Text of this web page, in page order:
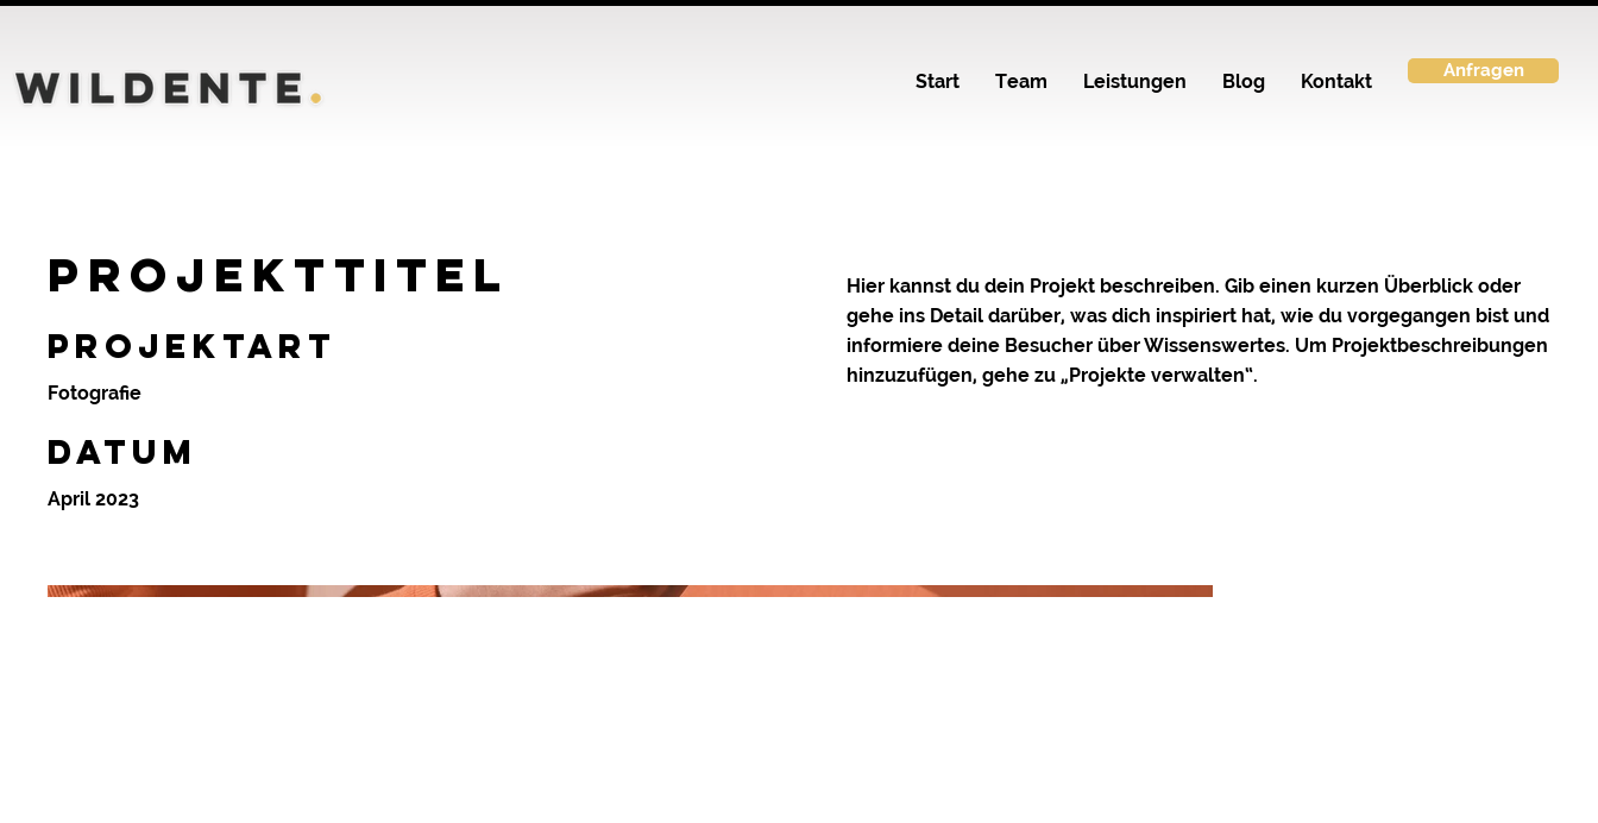
Start Team Leistungen Blog Kontakt Anfragen
Projekttitel
Projektart
Fotografie
Datum
April 2023
Hier kannst du dein Projekt beschreiben. Gib einen kurzen Überblick oder
gehe ins Detail darüber, was dich inspiriert hat, wie du vorgegangen bist und
informiere deine Besucher über Wissenswertes. Um Projektbeschreibungen
hinzuzufügen, gehe zu „Projekte verwalten“.